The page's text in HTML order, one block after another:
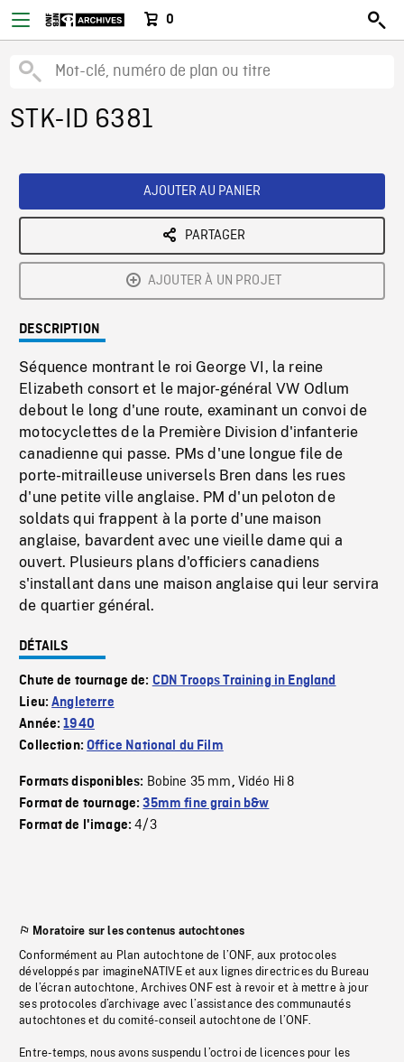
0
STK-ID 6381
AJOUTER AU PANIER
PARTAGER
AJOUTER À UN PROJET
DESCRIPTION
Séquence montrant le roi George VI, la reine
Elizabeth consort et le major-général VW Odlum
debout le long d'une route, examinant un convoi de
motocyclettes de la Première Division d'infanterie
canadienne qui passe. PMs d'une longue file de
porte-mitrailleuse universels Bren dans les rues
d'une petite ville anglaise. PM d'un peloton de
soldats qui frappent à la porte d'une maison
anglaise, bavardent avec une vieille dame qui a
ouvert. Plusieurs plans d'officiers canadiens
s'installant dans une maison anglaise qui leur servira
de quartier général.
DÉTAILS
Chute de tournage de: CDN Troops Training in England
Lieu:Angleterre
Année:1940
Collection:Office National du Film
Formats disponibles: Bobine 35 mm, Vidéo Hi 8
Format de tournage:35mm fine grain b&w
Format de l'image:4/3
Moratoire sur les contenus autochtones
Conformément au Plan autochtone de l’ONF, aux protocoles
développés par imagineNATIVE et aux lignes directrices du Bureau
de l’écran autochtone, Archives ONF est à revoir et à mettre à jour
ses protocoles d’archivage avec l’assistance des communautés
autochtones et du comité-conseil autochtone de l’ONF.
Entre-temps, nous avons suspendu l’octroi de licences pour les